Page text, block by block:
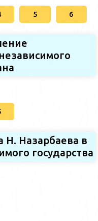
5 6
Н. Назарбаева в
государства